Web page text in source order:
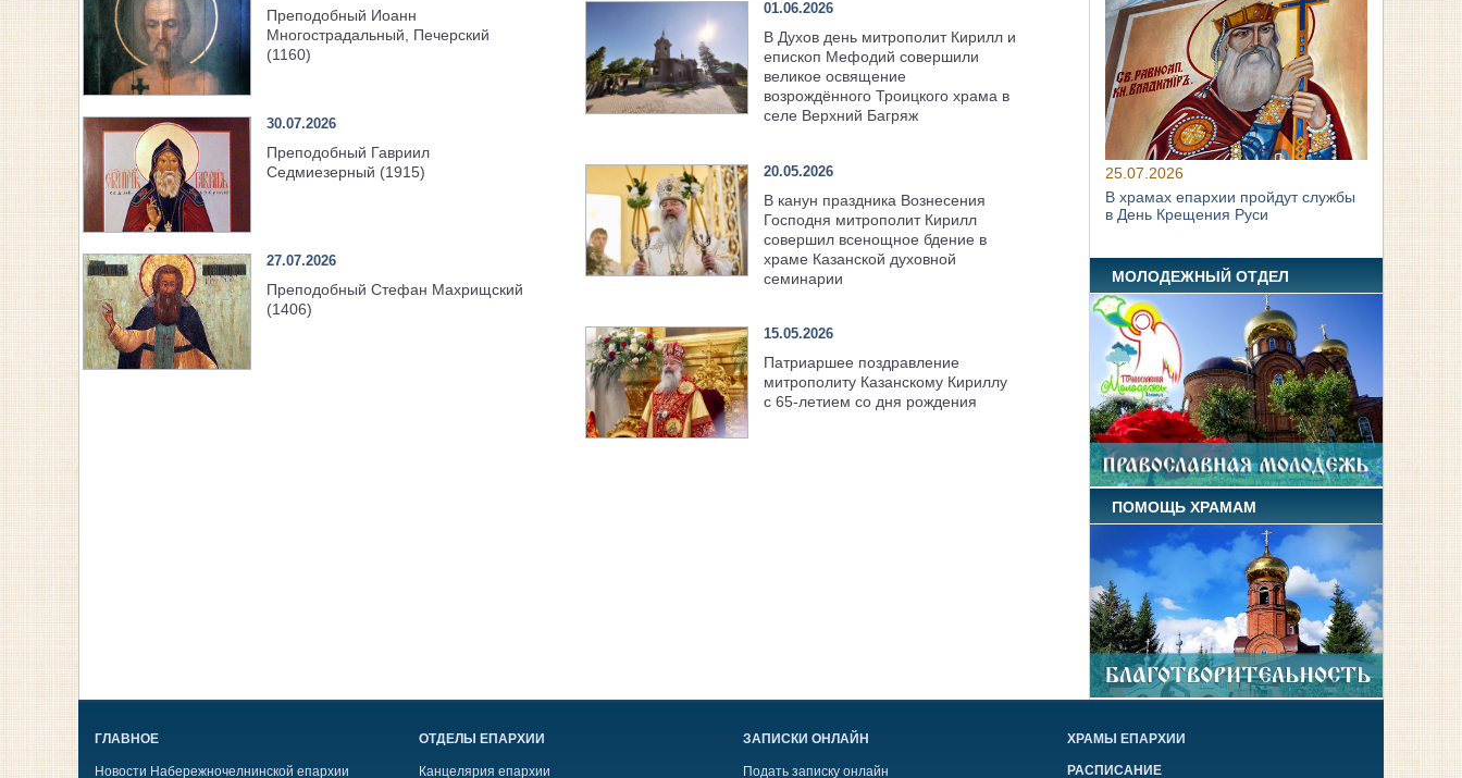
Преподобный Иоанн
Многострадальный, Печерский
(1160)
30.07.2026
Преподобный Гавриил
Седмиезерный (1915)
27.07.2026
Преподобный Стефан Махрищский
(1406)
01.06.2026
В Духов день митрополит Кирилл и
епископ Мефодий совершили
великое освящение
возрождённого Троицкого храма в
селе Верхний Багряж
20.05.2026
В канун праздника Вознесения
Господня митрополит Кирилл
совершил всенощное бдение в
храме Казанской духовной
семинарии
15.05.2026
Патриаршее поздравление
митрополиту Казанскому Кириллу
с 65-летием со дня рождения
25.07.2026
В храмах епархии пройдут службы
в День Крещения Руси
МОЛОДЕЖНЫЙ ОТДЕЛ
ПОМОЩЬ ХРАМАМ
ГЛАВНОЕ
Новости Набережночелнинской епархии
ОТДЕЛЫ ЕПАРХИИ
Канцелярия епархии
ЗАПИСКИ ОНЛАЙН
Подать записку онлайн
ХРАМЫ ЕПАРХИИ
РАСПИСАНИЕ